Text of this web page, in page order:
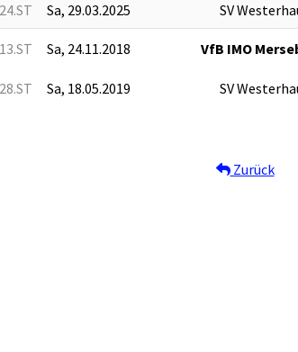
24.ST
Sa, 29.03.2025 SV
13.ST Sa, 24.11.2018 VfB IMO
28.ST Sa, 18.05.2019 SV
Zurück